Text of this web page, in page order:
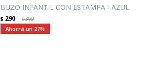
BUZO INFANTIL CON ESTAMPA - AZUL
$ 290 $399
27